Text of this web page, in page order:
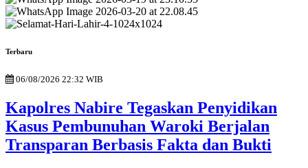
Terbaru
06/08/2026 22:32 WIB
Kapolres Nabire Tegaskan Penyidikan
Kasus Pembunuhan Waroki Berjalan
Transparan Berbasis Fakta dan Bukti